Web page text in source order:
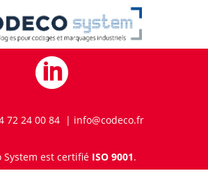

72 24 00 84 | info@codeco.fr
System est certifié ISO 9001.